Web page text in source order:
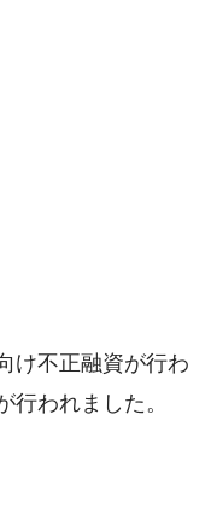
け不正融資が行わ
行われました。